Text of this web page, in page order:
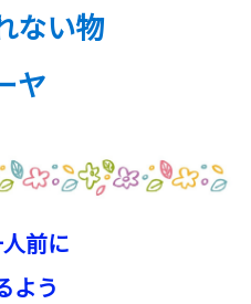
ない物
ヤ
前に
よう